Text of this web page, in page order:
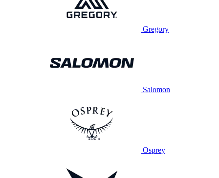
Gregory
Salomon
Osprey